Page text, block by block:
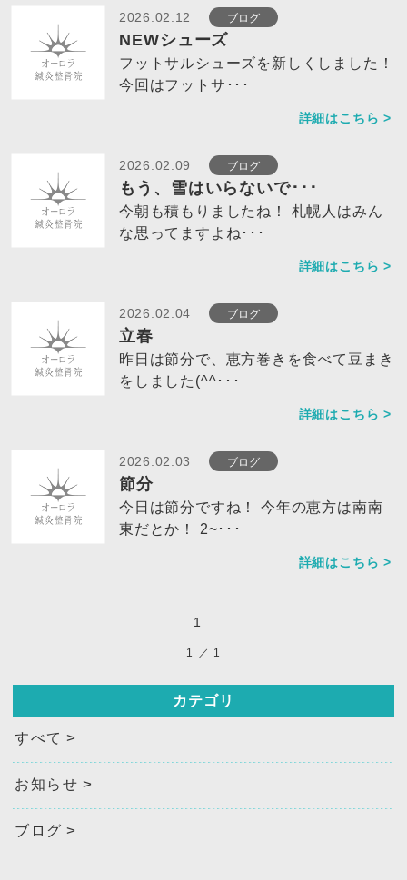
2026.02.12 ブログ
NEWシューズ
フットサルシューズを新しくしました！
今回はフットサ･･･
詳細はこちら >
2026.02.09 ブログ
もう、雪はいらないで･･･
今朝も積もりましたね！ 札幌人はみん
な思ってますよね･･･
詳細はこちら >
2026.02.04 ブログ
立春
昨日は節分で、恵方巻きを食べて豆まき
をしました(^^･･･
詳細はこちら >
2026.02.03 ブログ
節分
今日は節分ですね！ 今年の恵方は南南
東だとか！ 2~･･･
詳細はこちら >
1
1 ／ 1
カテゴリ
すべて
お知らせ
ブログ